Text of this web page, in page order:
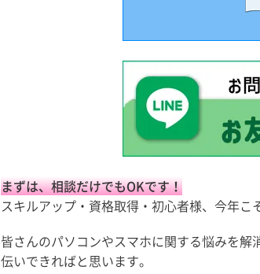
まずは、相談だけでもOKです！
スキルアップ・資格取得・初心者様、今年こ
皆さんのパソコンやスマホに関する悩みを
伝いできればと思います。